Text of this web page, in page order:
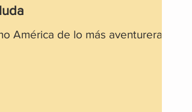
América de lo más aventurera.